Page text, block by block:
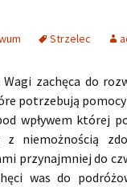
Strzelec
Wagi zachęca do
potrzebują pomocy
wpływem której
z niemożnością
przynajmniej do
was do